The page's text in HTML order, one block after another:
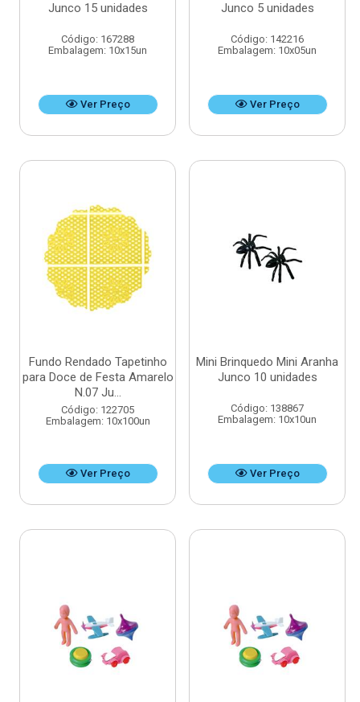
Junco 15 unidades
Código: 167288
Embalagem: 10x15un
Ver Preço
Junco 5 unidades
Código: 142216
Embalagem: 10x05un
Ver Preço
Fundo Rendado Tapetinho
para Doce de Festa Amarelo
N.07 Ju...
Código: 122705
Embalagem: 10x100un
Ver Preço
Mini Brinquedo Mini Aranha
Junco 10 unidades
Código: 138867
Embalagem: 10x10un
Ver Preço